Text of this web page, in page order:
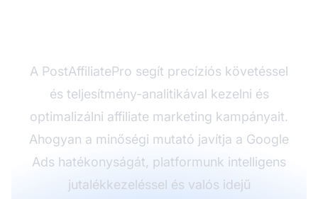
A PostAffiliatePro segít precíziós követéssel
és teljesítmény-analitikával kezelni és
optimalizálni affiliate marketing kampányait.
Ahogyan a minőségi mutató javítja a Google
Ads hatékonyságát, platformunk intelligens
jutalékkezeléssel és valós idejű